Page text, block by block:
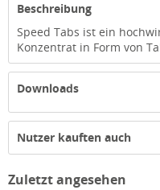
Beschreibung
Speed Tabs ist ein
Konzentrat in Form von
Downloads
Nutzer kauften auch
Zuletzt angesehen